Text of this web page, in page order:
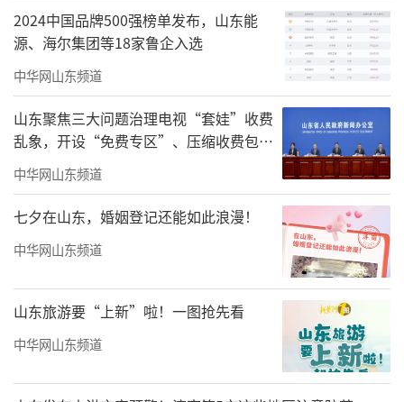
Silhouette of Heart MHM004 Leinen Acrylic 45cm×60cm 2024 M
2024中国品牌500强榜单发布，山东能
源、海尔集团等18家鲁企入选
中华网山东频道
山东聚焦三大问题治理电视“套娃”收费
乱象，开设“免费专区”、压缩收费包比
例70%以上
中华网山东频道
七夕在山东，婚姻登记还能如此浪漫！
中华网山东频道
山东旅游要“上新”啦！一图抢先看
中华网山东频道